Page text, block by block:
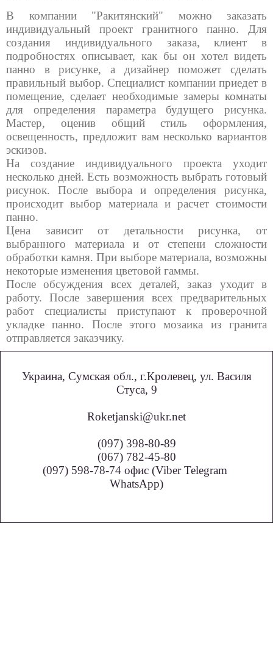
В компании "Ракитянский" можно заказать
индивидуальный проект гранитного панно. Для
создания индивидуального заказа, клиент в
подробностях описывает, как бы он хотел видеть
панно в рисунке, а дизайнер поможет сделать
правильный выбор. Специалист компании приедет в
помещение, сделает необходимые замеры комнаты
для определения параметра будущего рисунка.
Мастер, оценив общий стиль оформления,
освещенность, предложит вам несколько вариантов
эскизов.
На создание индивидуального проекта уходит
несколько дней. Есть возможность выбрать готовый
рисунок. После выбора и определения рисунка,
происходит выбор материала и расчет стоимости
панно.
Цена зависит от детальности рисунка, от
выбранного материала и от степени сложности
обработки камня. При выборе материала, возможны
некоторые изменения цветовой гаммы.
После обсуждения всех деталей, заказ уходит в
работу. После завершения всех предварительных
работ специалисты приступают к проверочной
укладке панно. После этого мозаика из гранита
отправляется заказчику.
Украина, Сумская обл., г.Кролевец, ул. Василя
Стуса, 9
Roketjanski@ukr.net
(097) 398-80-89
(067) 782-45-80
(097) 598-78-74 офис (Viber Telegram
WhatsApp)